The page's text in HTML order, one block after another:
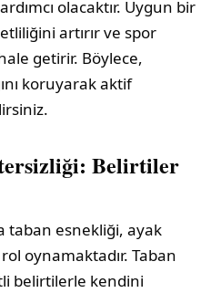
olacaktır. Uygun bir
artırır ve spor
getirir. Böylece,
koruyarak aktif
Belirtiler
taban esnekliği, ayak
rol oynamaktadır. Taban
belirtilerle kendini